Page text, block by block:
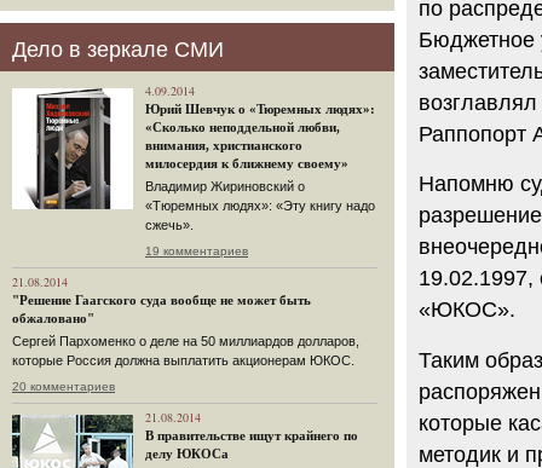
Дело в зеркале СМИ
4.09.2014
Юрий Шевчук о «Тюремных людях»:
«Сколько неподдельной любви,
внимания, христианского
милосердия к ближнему своему»
Владимир Жириновский о
«Тюремных людях»: «Эту книгу надо
сжечь».
19 комментариев
21.08.2014
"Решение Гаагского суда вообще не может быть
обжаловано"
Сергей Пархоменко о деле на 50 миллиардов долларов,
которые Россия должна выплатить акционерам ЮКОС.
20 комментариев
21.08.2014
В правительстве ищут крайнего по
делу ЮКОСа
по
Бюджетное
Раппопорт
Напомню
«ЮКОС».
Таким
которые
методик и